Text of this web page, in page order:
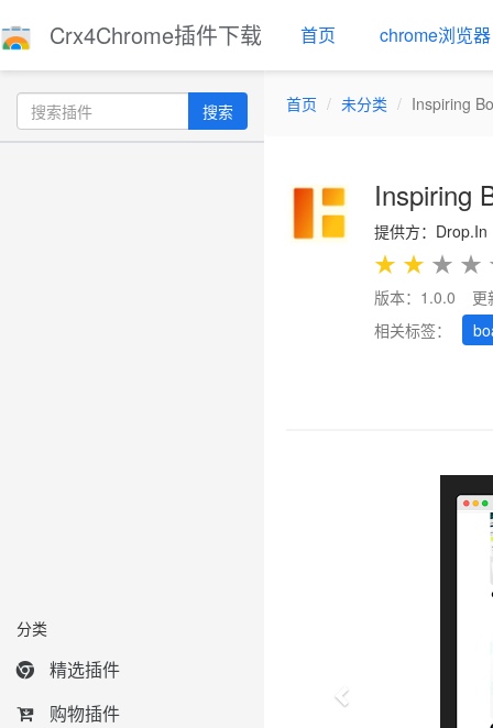
Crx4Chrome插件下载 首页 chrome浏览器
搜索
分类
精选插件
购物插件
首页 未分类 Inspiring
Inspiring
提供方：Drop.In
★ ★ ★ ★
版本：1.0.0
更
相关标签：